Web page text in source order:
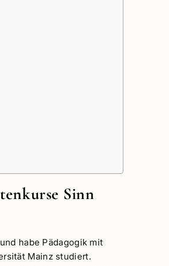
Sinn
habe Pädagogik mit
Mainz studiert.